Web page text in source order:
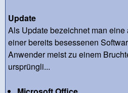
Update
Als Update bezeichnet man
einer bereits besessenen
Anwender meist zu einem
ursprüngli...